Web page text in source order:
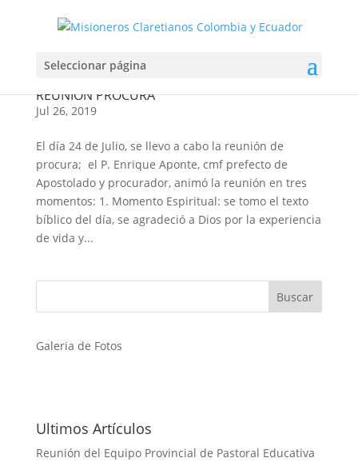
Seleccionar página
REUNIÓN PROCURA
Jul 26, 2019
El día 24 de Julio, se llevo a cabo la reunión de
procura; el P. Enrique Aponte, cmf prefecto de
Apostolado y procurador, animó la reunión en tres
momentos: 1. Momento Espiritual: se tomo el texto
bíblico del día, se agradeció a Dios por la experiencia
de vida y...
Galeria de Fotos
Ultimos Artículos
Reunión del Equipo Provincial de Pastoral Educativa